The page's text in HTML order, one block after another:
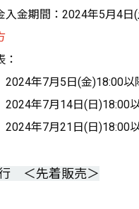
入金期間：2024年5月4日
2024年7月5日(金)18:00以
年7月14日(日)18:00
年7月21日(日)18:00
＜先着販売＞